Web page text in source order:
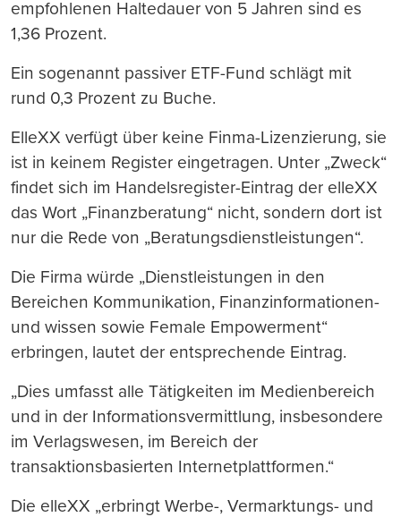
empfohlenen Haltedauer von 5 Jahren sind es
1,36 Prozent.
Ein sogenannt passiver ETF-Fund schlägt mit
rund 0,3 Prozent zu Buche.
ElleXX verfügt über keine Finma-Lizenzierung, sie
ist in keinem Register eingetragen. Unter „Zweck“
findet sich im Handelsregister-Eintrag der elleXX
das Wort „Finanzberatung“ nicht, sondern dort ist
nur die Rede von „Beratungsdienstleistungen“.
Die Firma würde „Dienstleistungen in den
Bereichen Kommunikation, Finanzinformationen-
und wissen sowie Female Empowerment“
erbringen, lautet der entsprechende Eintrag.
„Dies umfasst alle Tätigkeiten im Medienbereich
und in der Informationsvermittlung, insbesondere
im Verlagswesen, im Bereich der
transaktionsbasierten Internetplattformen.“
Die elleXX „erbringt Werbe-, Vermarktungs- und